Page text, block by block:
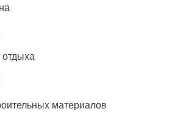
материалов